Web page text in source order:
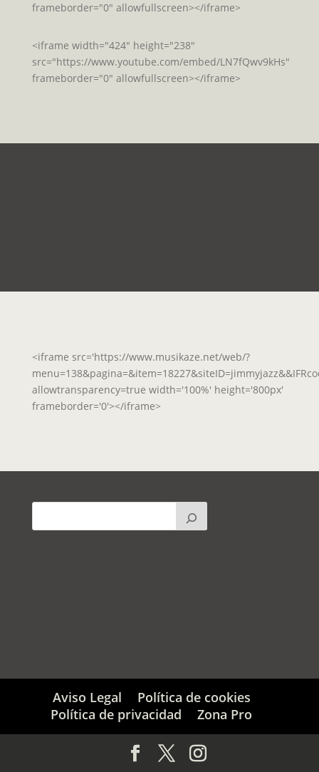
frameborder="0" allowfullscreen></iframe>
<iframe width="424" height="238"
src="https://www.youtube.com/embed/LN7fQwv9kHs"
frameborder="0" allowfullscreen></iframe>
<iframe src='https://www.musikaze.net/web/?
allowtransparency=true width='100%' height='800px'
frameborder='0'></iframe>
Aviso Legal
Política de cookies
Política de privacidad
Zona Pro